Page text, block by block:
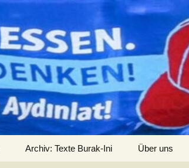
Archiv: Texte Burak-Ini Über uns